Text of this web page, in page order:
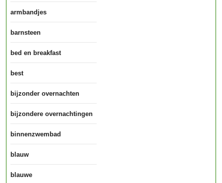
armbandjes
barnsteen
bed en breakfast
best
bijzonder overnachten
bijzondere overnachtingen
binnenzwembad
blauw
blauwe